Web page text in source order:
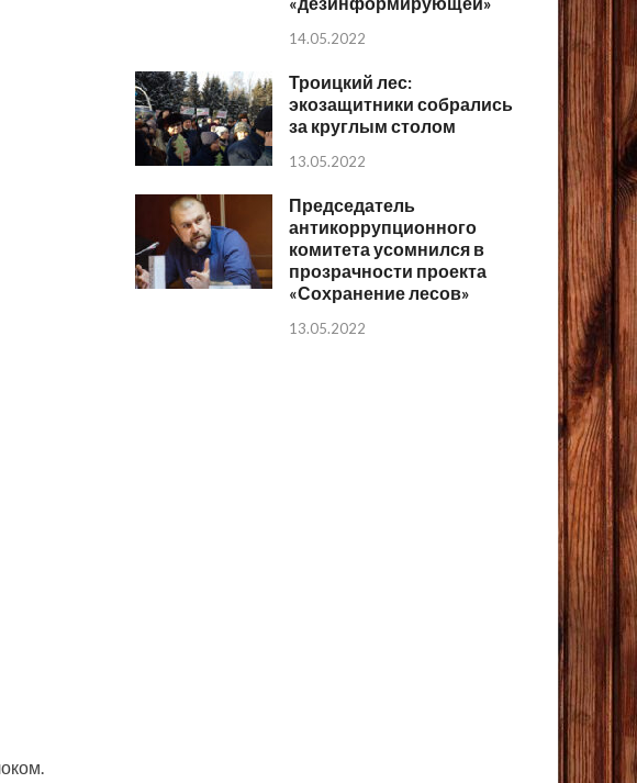
14.05.2022
Троицкий лес:
экозащитники собрались
за круглым столом
13.05.2022
Председатель
антикоррупционного
комитета усомнился в
прозрачности проекта
«Сохранение лесов»
13.05.2022